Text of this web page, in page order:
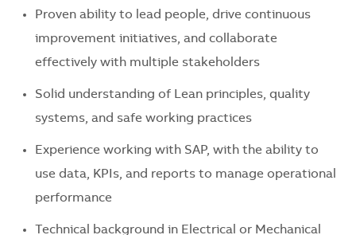
Proven ability to lead people, drive continuous
improvement initiatives, and collaborate
effectively with multiple stakeholders
Solid understanding of Lean principles, quality
systems, and safe working practices
Experience working with SAP, with the ability to
use data, KPIs, and reports to manage operational
performance
Technical background in Electrical or Mechanical